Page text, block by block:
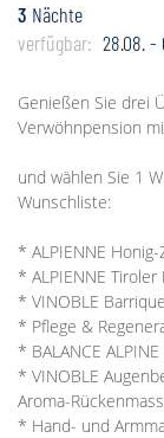
3 Nächte
verfügbar: 28.08. -
Genießen Sie drei
Verwöhnpension
und wählen Sie 1
Wunschliste:
* ALPIENNE
* ALPIENNE Tiroler
* VINOBLE
* Pflege &
* BALANCE
* VINOBLE
Aroma-
* Hand- und